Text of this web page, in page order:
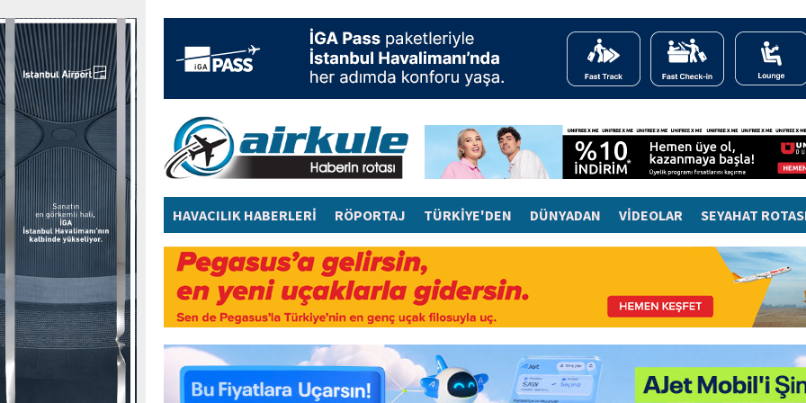
HAVACILIK HABERLERİ RÖPORTAJ TÜRKİYE'DEN DÜNYADAN VİDEOLAR SEYAHAT